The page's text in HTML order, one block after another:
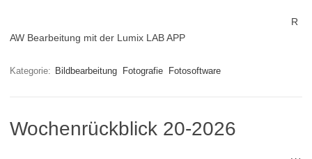
R
AW Bearbeitung mit der Lumix LAB APP
Kategorie: Bildbearbeitung Fotografie Fotosoftware
Wochenrückblick 20-2026